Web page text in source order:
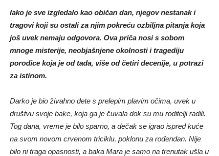
Iako je sve izgledalo kao običan dan, njegov nestanak i
tragovi koji su ostali za njim pokreću ozbiljna pitanja koja
još uvek nemaju odgovora. Ova priča nosi s sobom
mnoge misterije, neobjašnjene okolnosti i tragediju
porodice koja je od tada, više od četiri decenije, u potrazi
za istinom.
Darko je bio živahno dete s prelepim plavim očima, uvek u
društvu svoje bake, koja ga je čuvala dok su mu roditelji radili.
Tog dana, vreme je bilo sparno, a dečak se igrao ispred kuće
na svom novom crvenom triciklu, poklonu za rođendan. Nije
bilo ni traga opasnosti, a baka Mara je samo na trenutak ušla u